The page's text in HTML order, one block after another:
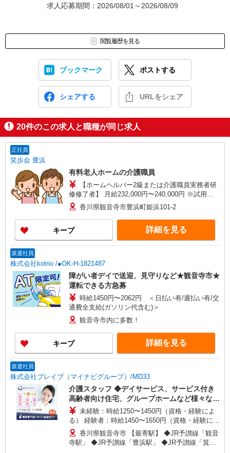
求人応募期間：2026/08/01～2026/08/09
閲覧履歴を見る
ブックマーク ポストする
シェアする URLをシェア
20件のこの求人と職種が同じ求人
正社員
笑歩会 豊浜
有料老人ホームの介護職員
【ホームヘルパー2級または介護職員実務者研
修修了者】 月給232,000円〜240,000円 ※試用期
間2ヵ月（時給1,350円〜1,400円） 【介護福祉
士】 月給251,000円〜255,000円 ※試用期間2ヵ月
（時給1,410円） 【介護福祉士（実務経験3年以
上）】 月給262,000円〜272,000円 ※試用期間2ヵ
月（時給1,480円〜1,530円） ※一律資格手当含
香川県観音寺市豊浜町姫浜101-2
キープ 詳細を見る
派遣社員
株式会社kotrio /●OK-H-1821487
障がい者デイで送迎、見守りなど★観音寺市★
運転できる方急募
時給1450円〜2062円 ＜日払い有/週払い有/交
通費全支給(ガソリン代含む)＞
観音寺市内に多数！
キープ 詳細を見る
派遣社員
株式会社ブレイブ（マイナビグループ）/MD33
介護スタッフ ◆デイサービス、サービス付き
高齢者向け住宅、グループホームなど様々な勤
務先から選べます。
未経験：時給1250〜1450円（資格・経験によ
る） 経験者：時給1450〜1650円（資格・経験によ
る） ◎月収例 時給1650円×1日8時間×22日（週5
日）＝29万400円 ◆昇給あり ◆支払い方法 ※日払
い/週払い/月払い対応も可能です。詳しくは面談時
香川県観音寺市 【最寄駅】 ◆JR予讃線「観音
寺駅」 ◆JR予讃線「豊浜駅」 ◆JR予讃線「箕浦